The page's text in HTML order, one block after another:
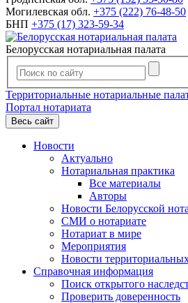
Могилевская обл. +375 (222) 76-48-50
БНП +375 (17) 323-59-34
Белорусская нотариальная палата
Территориальные нотариальные
Портал нотариата
Весь сайт
Новости
Актуально
Нотариальная практика
Все материалы
Авторы
Новости Белорусской
СМИ о нотариате
Нотариат в мире
Мероприятия
Новости
Справочная информация
Поиск открытого
Проверить доверенность